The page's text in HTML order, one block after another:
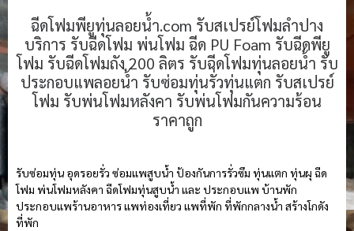
ฉีดโฟมพียูทุ่นลอยน้ำ.com รับสเปรย์โฟมลำปาง
บริการ รับฉีดโฟม พ่นโฟม ฉีด PU Foam รับฉีดพียู
โฟม รับฉีดโฟมถัง 200 ลิตร รับฉีดโฟมทุ่นลอยน้ำ รับ
ประกอบแพลอยน้ำ รับซ่อมทุ่นรั่วทุ่นแตก รับสเปรย์
โฟม รับพ่นโฟมหลังคา รับพ่นโฟมกันความร้อน
ราคาถูก
รับซ่อมทุ่น อุดรอยรั่ว ซ่อมแพสูบน้ำ ป้องกันการรั่วซึม ทุ่นแตก ทุ่นผุ ฉีด
โฟม พ่นโฟมหลังคา ฉีดโฟมทุ่นสูบน้ำ และ ประกอบแพ บ้านพัก
ประกอบแพร้านอาหาร แพท่องเที่ยว แพที่พัก ที่พักกลางน้ำ สร้างโกดัง
ที่พัก